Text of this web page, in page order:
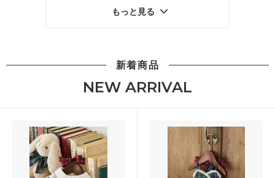
もっと見る
新着商品
NEW ARRIVAL